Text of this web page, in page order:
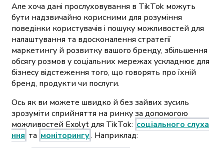
Але хоча дані прослуховування в TikTok можуть
бути надзвичайно корисними для розуміння
поведінки користувачів і пошуку можливостей для
налаштування та вдосконалення стратегії
маркетингу й розвитку вашого бренду, збільшення
обсягу розмов у соціальних мережах ускладнює для
бізнесу відстеження того, що говорять про їхній
бренд, продукти чи послуги.
Ось як ви можете швидко й без зайвих зусиль
зрозуміти сприйняття на ринку за допомогою
можливостей Exolyt для TikTok: соціального слуха
ння та моніторингу. Наприклад: